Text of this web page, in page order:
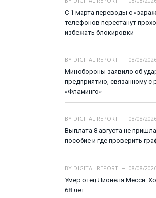
С 1 марта переводы с
телефонов перестанут
избежать блокировки
BY DIGITAL REPORT
08/08/
Минобороны заявило об
предприятию, связанному с
«Фламинго»
BY DIGITAL REPORT
08/08/
Выплата 8 августа не
пособие и где проверить
BY DIGITAL REPORT
08/08/
Умер отец Лионеля Месси:
68 лет